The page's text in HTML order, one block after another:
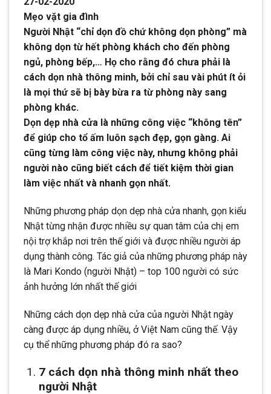
Mẹo vặt gia đình
Người Nhật “chỉ dọn đồ chứ không dọn phòng” mà
không dọn từ hết phòng khách cho đến phòng
ngủ, phòng bếp,… Họ cho rằng đó chưa phải là
cách dọn nhà thông minh, bởi chỉ sau vài phút ít ỏi
là mọi thứ sẽ bị bày bừa ra từ phòng này sang
phòng khác.
Dọn dẹp nhà cửa là những công việc “không tên”
để giúp cho tổ ấm luôn sạch đẹp, gọn gàng. Ai
cũng từng làm công việc này, nhưng không phải
người nào cũng biết cách để tiết kiệm thời gian
làm việc nhất và nhanh gọn nhất.
Những phương pháp dọn dẹp nhà cửa nhanh, gọn kiểu
Nhật từng nhận được nhiều sự quan tâm của chị em
nội trợ khắp nơi trên thế giới và được nhiều người áp
dụng thành công. Tác giả của những phương pháp này
là Mari Kondo (người Nhật) – top 100 người có sức
ảnh hưởng lớn nhất thế giới
Những cách dọn dẹp nhà cửa của người Nhật ngày
càng được áp dụng nhiều, ở Việt Nam cũng thế. Vậy
cụ thể những phương pháp đó ra sao?
7 cách dọn nhà thông minh nhất theo
người Nhật